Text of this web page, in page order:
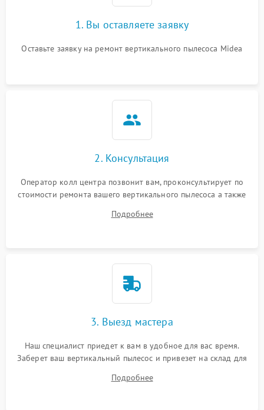
1. Вы оставляете заявку
Оставьте заявку на ремонт вертикального пылесоса Midea
2. Консультация
Оператор колл центра позвонит вам, проконсультирует по
стоимости ремонта вашего вертикального пылесоса а также
Подробнее
3. Выезд мастера
Наш специалист приедет к вам в удобное для вас время.
Заберет ваш вертикальный пылесос и привезет на склад для
Подробнее